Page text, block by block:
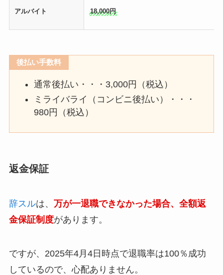
アルバイト 18,000円
後払い手数料
通常後払い・・・3,000円（税込）
ミライバライ（コンビニ後払い）・・・
980円（税込）
返金保証
辞スルは、 万が一退職できなかった場合、全額返
金保証制度があります。
ですが、2025年4月4日時点で退職率は100％成功
しているので、心配ありません。